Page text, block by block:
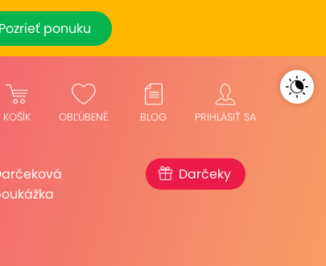
Pozrieť ponuku
KOŠÍK OBĽÚBENÉ BLOG PRIHLÁSIŤ SA
Darčeky